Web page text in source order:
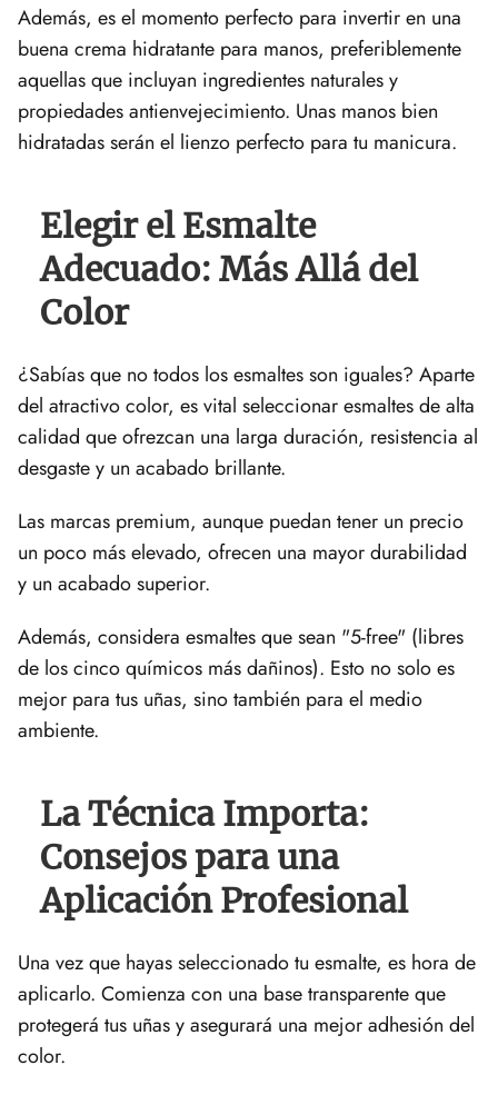
Además, es el momento perfecto para invertir en una
buena crema hidratante para manos, preferiblemente
aquellas que incluyan ingredientes naturales y
propiedades antienvejecimiento. Unas manos bien
hidratadas serán el lienzo perfecto para tu manicura.
Elegir el Esmalte
Adecuado: Más Allá del
Color
¿Sabías que no todos los esmaltes son iguales? Aparte
del atractivo color, es vital seleccionar esmaltes de alta
calidad que ofrezcan una larga duración, resistencia al
desgaste y un acabado brillante.
Las marcas premium, aunque puedan tener un precio
un poco más elevado, ofrecen una mayor durabilidad
y un acabado superior.
Además, considera esmaltes que sean "5-free" (libres
de los cinco químicos más dañinos). Esto no solo es
mejor para tus uñas, sino también para el medio
ambiente.
La Técnica Importa:
Consejos para una
Aplicación Profesional
Una vez que hayas seleccionado tu esmalte, es hora de
aplicarlo. Comienza con una base transparente que
protegerá tus uñas y asegurará una mejor adhesión del
color.